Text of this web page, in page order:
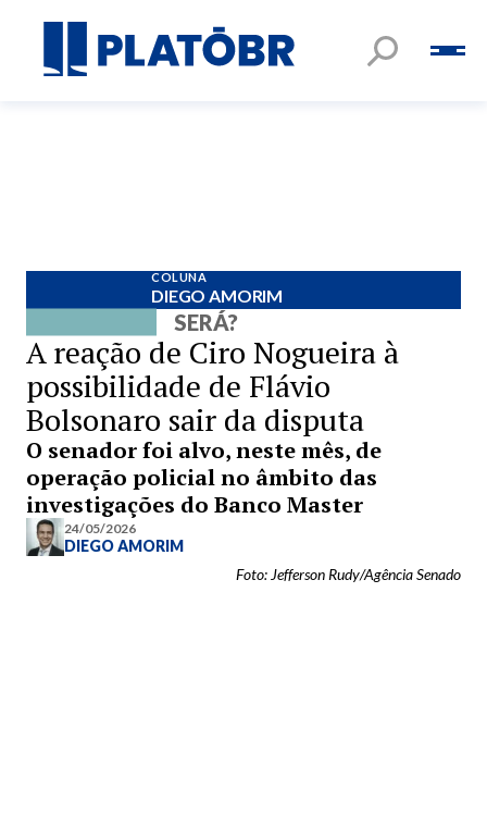
COLUNA
DIEGO AMORIM
SERÁ?
A reação de Ciro Nogueira à
possibilidade de Flávio
Bolsonaro sair da disputa
O senador foi alvo, neste mês, de
operação policial no âmbito das
investigações do Banco Master
24/05/2026
DIEGO AMORIM
Foto: Jefferson Rudy/Agência Senado